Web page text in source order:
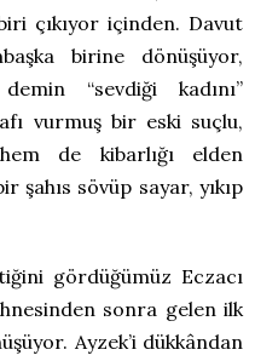
çıkıyor içinden. Davut
birine dönüşüyor,
“sevdiği kadını”
vurmuş bir eski suçlu,
de kibarlığı elden
şahıs sövüp sayar, yıkıp
gördüğümüz Eczacı
sonra gelen ilk
Ayzek’i dükkândan